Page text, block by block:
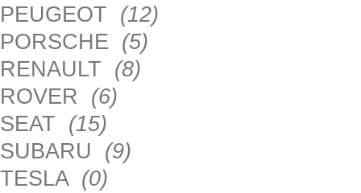
PEUGEOT (12)
PORSCHE (5)
RENAULT (8)
ROVER (6)
SEAT (15)
SUBARU (9)
TESLA (0)